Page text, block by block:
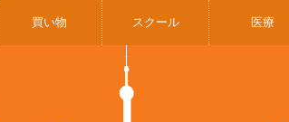
買い物 スクール 医療